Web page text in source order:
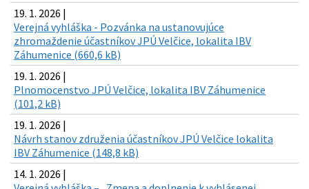
19. 1. 2026 |
Verejná vyhláška - Pozvánka na ustanovujúce
zhromaždenie účastníkov JPÚ Velčice, lokalita IBV
Záhumenice (660,6 kB)
19. 1. 2026 |
Plnomocenstvo JPÚ Velčice, lokalita IBV Záhumenice
(101,2 kB)
19. 1. 2026 |
Návrh stanov združenia účastníkov JPÚ Velčice lokalita
IBV Záhumenice (148,8 kB)
14. 1. 2026 |